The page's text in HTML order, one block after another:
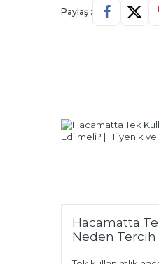
Paylaş :
Hacamatta
Neden Tercih